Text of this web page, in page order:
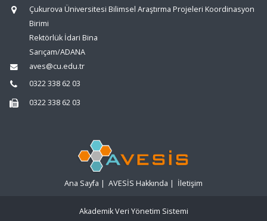
Çukurova Üniversitesi Bilimsel Araştırma Projeleri Koordinasyon
Birimi
Rektörlük İdari Bina
Sarıçam/ADANA
aves@cu.edu.tr
0322 338 62 03
0322 338 62 03
Ana Sayfa | AVESİS Hakkında | İletişim
Akademik Veri Yönetim Sistemi